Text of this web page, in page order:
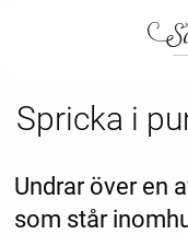
Spricka i
Undrar över en
som står